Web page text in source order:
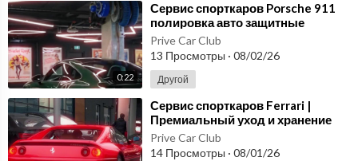
0:22
⁣Сервис спорткаров Porsche 911
полировка авто защитные
покрытия и оклейка зон риска
Prive Car Club
13 Просмотры · 08/02/26
Другой
⁣Сервис спорткаров Ferrari |
Премиальный уход и хранение
авто
Prive Car Club
14 Просмотры · 08/01/26